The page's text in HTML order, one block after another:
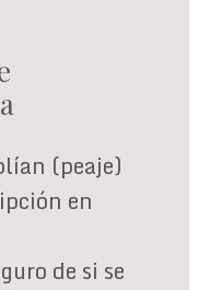
(peaje)
en
de si se